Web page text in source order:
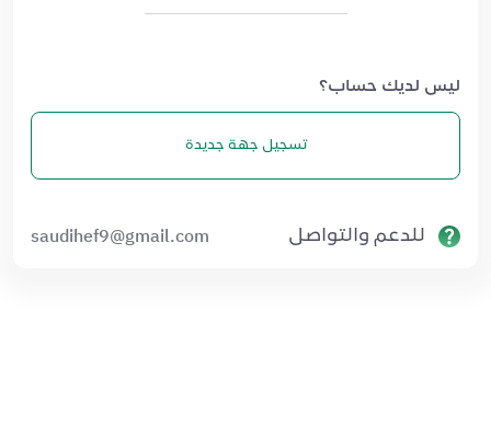
ليس لديك حساب؟
تسجيل جهة جديدة
للدعم والتواصل saudihef9@gmail.com